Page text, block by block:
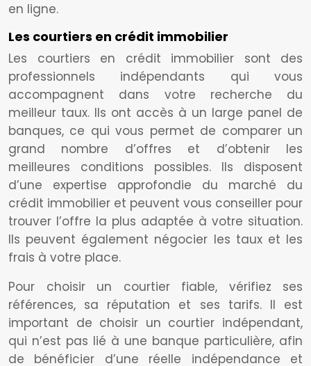
en ligne.
Les courtiers en crédit immobilier
Les courtiers en crédit immobilier sont des
professionnels indépendants qui vous
accompagnent dans votre recherche du
meilleur taux. Ils ont accès à un large panel de
banques, ce qui vous permet de comparer un
grand nombre d’offres et d’obtenir les
meilleures conditions possibles. Ils disposent
d’une expertise approfondie du marché du
crédit immobilier et peuvent vous conseiller pour
trouver l’offre la plus adaptée à votre situation.
Ils peuvent également négocier les taux et les
frais à votre place.
Pour choisir un courtier fiable, vérifiez ses
références, sa réputation et ses tarifs. Il est
important de choisir un courtier indépendant,
qui n’est pas lié à une banque particulière, afin
de bénéficier d’une réelle indépendance et